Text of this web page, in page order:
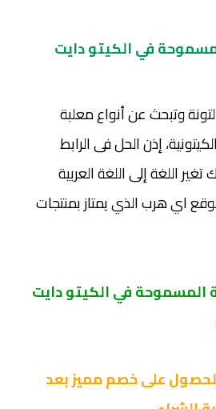
في الكيتو دايت
وتبحث عن أنواع معلبة
إذن الحل فى الرابط
تغير اللغة إلى اللغة العربية
اي هرب الذي يمتاز بمنتجات
المسموحة في الكيتو دايت
على خصم مميز بعد